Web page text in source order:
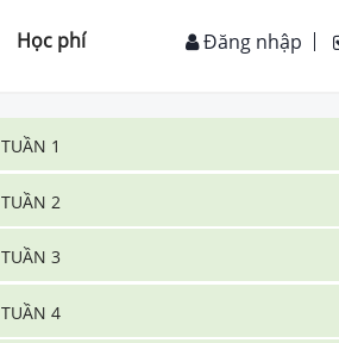
Học phí Đăng nhập
TUẦN 1
TUẦN 2
TUẦN 3
TUẦN 4